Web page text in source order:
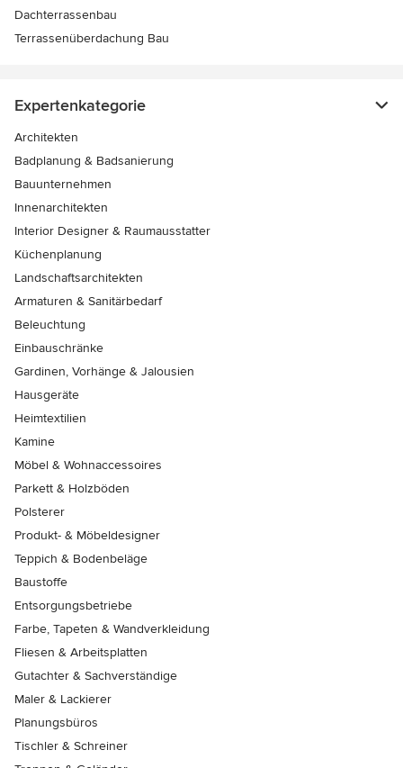
Dachterrassenbau
Terrassenüberdachung Bau
Expertenkategorie
Architekten
Badplanung & Badsanierung
Bauunternehmen
Innenarchitekten
Interior Designer & Raumausstatter
Küchenplanung
Landschaftsarchitekten
Armaturen & Sanitärbedarf
Beleuchtung
Einbauschränke
Gardinen, Vorhänge & Jalousien
Hausgeräte
Heimtextilien
Kamine
Möbel & Wohnaccessoires
Parkett & Holzböden
Polsterer
Produkt- & Möbeldesigner
Teppich & Bodenbeläge
Baustoffe
Entsorgungsbetriebe
Farbe, Tapeten & Wandverkleidung
Fliesen & Arbeitsplatten
Gutachter & Sachverständige
Maler & Lackierer
Planungsbüros
Tischler & Schreiner